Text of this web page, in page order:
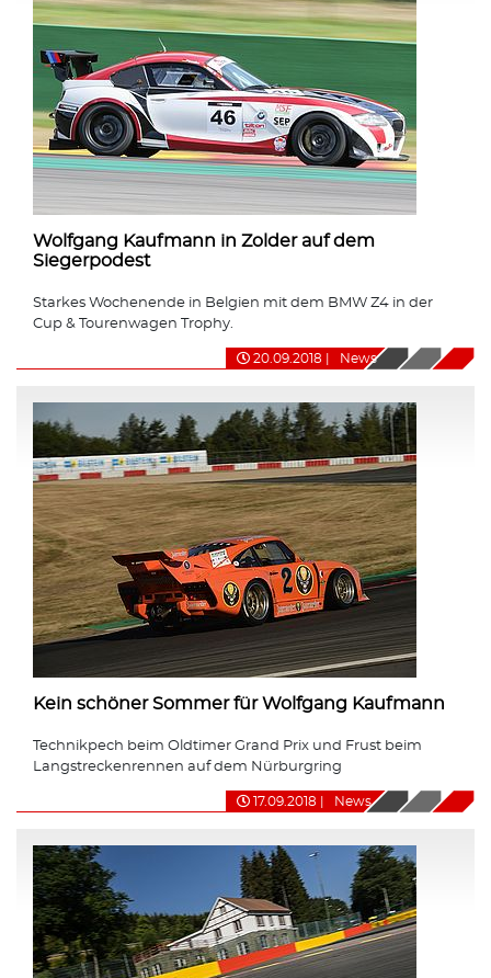
Wolfgang Kaufmann in Zolder auf dem
Siegerpodest
Starkes Wochenende in Belgien mit dem BMW Z4 in der
Cup & Tourenwagen Trophy.
20.09.2018 News
Kein schöner Sommer für Wolfgang Kaufmann
Technikpech beim Oldtimer Grand Prix und Frust beim
Langstreckenrennen auf dem Nürburgring
17.09.2018 News